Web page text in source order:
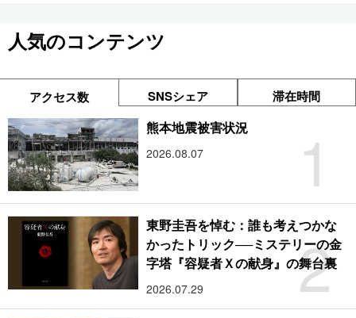
人気のコンテンツ
アクセス数 SNSシェア 滞在時間
1
熊本地震被害状況
2026.08.07
2
東野圭吾を悼む：誰も考えつかな
かったトリック──ミステリーの金
字塔『容疑者Ｘの献身』の舞台裏
2026.07.29